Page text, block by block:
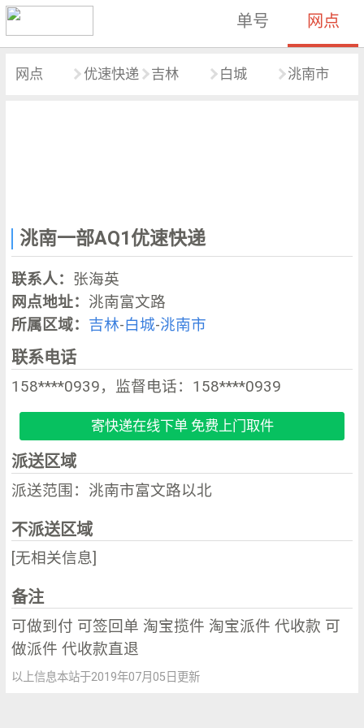
单号 网点
网点 优速快递 吉林 白城 洮南市
洮南一部AQ1优速快递
联系人： 张海英
网点地址： 洮南富文路
所属区域： 吉林-白城-洮南市
联系电话
158****0939，监督电话：158****0939
寄快递在线下单 免费上门取件
派送区域
派送范围：洮南市富文路以北
不派送区域
[无相关信息]
备注
可做到付 可签回单 淘宝揽件 淘宝派件 代收款 可
做派件 代收款直退
以上信息本站于2019年07月05日更新